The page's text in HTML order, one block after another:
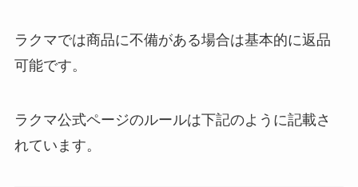
ラクマでは商品に不備がある場合は基本的に返品
可能です。
ラクマ公式ページのルールは下記のように記載さ
れています。